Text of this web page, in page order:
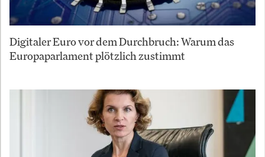
Digitaler Euro vor dem Durchbruch: Warum das
Europaparlament plötzlich zustimmt